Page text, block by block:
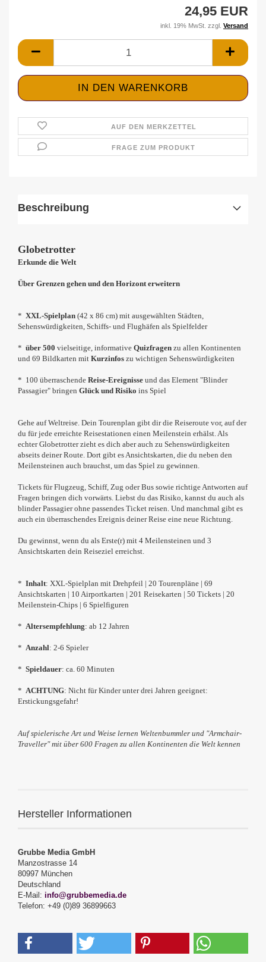
24,95 EUR
inkl. 19% MwSt. zzgl. Versand
AUF DEN MERKZETTEL
FRAGE ZUM PRODUKT
Beschreibung
Globetrotter
Erkunde die Welt
Über Grenzen gehen und den Horizont erweitern
* XXL-Spielplan (42 x 86 cm) mit ausgewählten Städten,
Sehenswürdigkeiten, Schiffs- und Flughäfen als Spielfelder
* über 500 vielseitige, informative Quizfragen zu allen Kontinenten
und 69 Bildkarten mit Kurzinfos zu wichtigen Sehenswürdigkeiten
* 100 überraschende Reise-Ereignisse und das Element "Blinder
Passagier" bringen Glück und Risiko ins Spiel
Gehe auf Weltreise. Dein Tourenplan gibt dir die Reiseroute vor, auf der
du für jede erreichte Reisestationen einen Meilenstein erhälst. Als
echter Globetrotter zieht es dich aber auch zu Sehenswürdigkeiten
abseits deiner Route. Dort gibt es Ansichtskarten, die du neben den
Meilensteinen auch brauchst, um das Spiel zu gewinnen.
Tickets für Flugzeug, Schiff, Zug oder Bus sowie richtige Antworten auf
Fragen bringen dich vorwärts. Liebst du das Risiko, kannst du auch als
blinder Passagier ohne passendes Ticket reisen. Und manchmal gibt es
auch ein überraschendes Ereignis deiner Reise eine neue Richtung.
Du gewinnst, wenn du als Erste(r) mit 4 Meilensteinen und 3
Ansichtskarten dein Reiseziel erreichst.
* Inhalt: XXL-Spielplan mit Drehpfeil | 20 Tourenpläne | 69
Ansichtskarten | 10 Airportkarten | 201 Reisekarten | 50 Tickets | 20
Meilenstein-Chips | 6 Spielfiguren
* Altersempfehlung: ab 12 Jahren
* Anzahl: 2-6 Spieler
* Spieldauer: ca. 60 Minuten
* ACHTUNG: Nicht für Kinder unter drei Jahren geeignet:
Erstickungsgefahr!
Auf spielerische Art und Weise lernen Weltenbummler und "Armchair-
Traveller" mit über 600 Fragen zu allen Kontinenten die Welt kennen
Hersteller Informationen
Grubbe Media GmbH
Manzostrasse 14
80997 München
Deutschland
E-Mail: info@grubbemedia.de
Telefon: +49 (0)89 36899663